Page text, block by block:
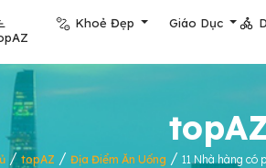
Khoẻ Đẹp Giáo Dục
/ topAZ / Địa Điểm Ăn Uống / 11 Nhà hàng có